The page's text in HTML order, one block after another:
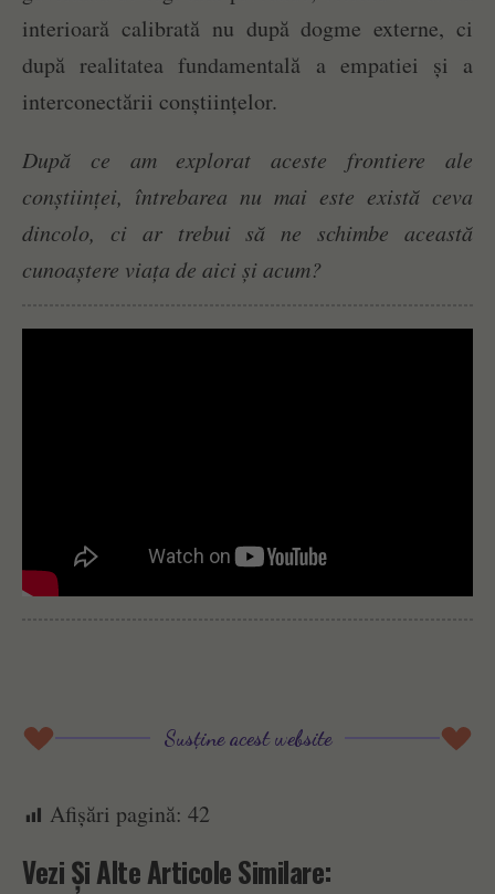
interioară calibrată nu după dogme externe, ci
după realitatea fundamentală a empatiei și a
interconectării conștiințelor.
După ce am explorat aceste frontiere ale
conștiinței, întrebarea nu mai este există ceva
dincolo, ci ar trebui să ne schimbe această
cunoaștere viața de aici și acum?
Susține acest website
Afișări pagină: 42
Vezi Și Alte Articole Similare: